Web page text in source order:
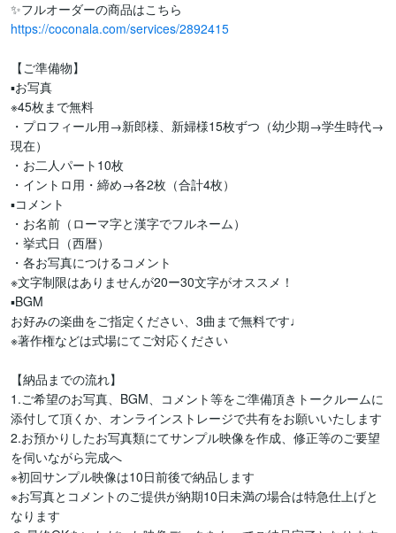
https://coconala.com/services/2892415
【ご準備物】
▪️お写真
※45枚まで無料
・プロフィール用→新郎様、新婦様15枚ずつ（幼少期→学生時代→
現在）
・お二人パート10枚
・イントロ用・締め→各2枚（合計4枚）
▪️コメント
・お名前（ローマ字と漢字でフルネーム）
・挙式日（西暦）
・各お写真につけるコメント
※文字制限はありませんが20ー30文字がオススメ！
▪️BGM
お好みの楽曲をご指定ください、3曲まで無料です♩
※著作権などは式場にてご対応ください
【納品までの流れ】
1.ご希望のお写真、BGM、コメント等をご準備頂きトークルームに
添付して頂くか、オンラインストレージで共有をお願いいたします
2.お預かりしたお写真類にてサンプル映像を作成、修正等のご要望
を伺いながら完成へ
※初回サンプル映像は10日前後で納品します
※お写真とコメントのご提供が納期10日未満の場合は特急仕上げと
なります